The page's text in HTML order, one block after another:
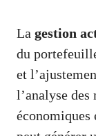
La gestion
du
et
l’analyse des
économiques